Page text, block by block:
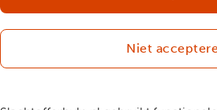
Niet